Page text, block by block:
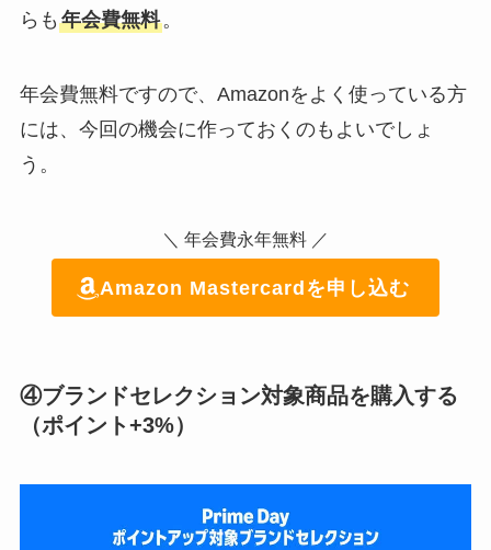
らも 年会費無料。
年会費無料ですので、Amazonをよく使っている方
には、今回の機会に作っておくのもよいでしょ
う。
＼ 年会費永年無料 ／
Amazon Mastercardを申し込む
④ブランドセレクション対象商品を購入する
（ポイント+3%）